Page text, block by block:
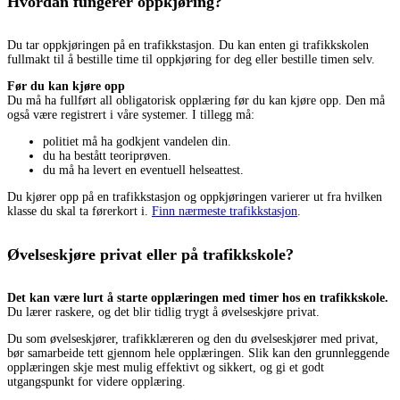
Du tar oppkjøringen på en trafikkstasjon. Du kan enten gi trafikkskolen
fullmakt til å bestille time til oppkjøring for deg eller bestille timen selv.
Før du kan kjøre opp
Du må ha fullført all obligatorisk opplæring før du kan kjøre opp. Den må
også være registrert i våre systemer. I tillegg må:
politiet må ha godkjent vandelen din.
du ha bestått teoriprøven.
du må ha levert en eventuell helseattest.
Du kjører opp på en trafikkstasjon og oppkjøringen varierer ut fra hvilken
klasse du skal ta førerkort i. Finn nærmeste trafikkstasjon
Øvelseskjøre privat eller på trafikkskole?
Det kan være lurt å starte opplæringen med timer hos en trafikkskole.
Du lærer raskere, og det blir tidlig trygt å øvelseskjøre privat.
Du som øvelseskjører, trafikklæreren og den du øvelseskjører med privat,
bør samarbeide tett gjennom hele opplæringen. Slik kan den grunnleggende
opplæringen skje mest mulig effektivt og sikkert, og gi et godt
utgangspunkt for videre opplæring.